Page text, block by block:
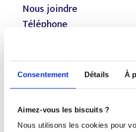
Consentement Détails À
Aimez-vous les biscuits ?
Nous utilisons les cookies pour
Nous joindre
Téléphone
Email
Liens utiles